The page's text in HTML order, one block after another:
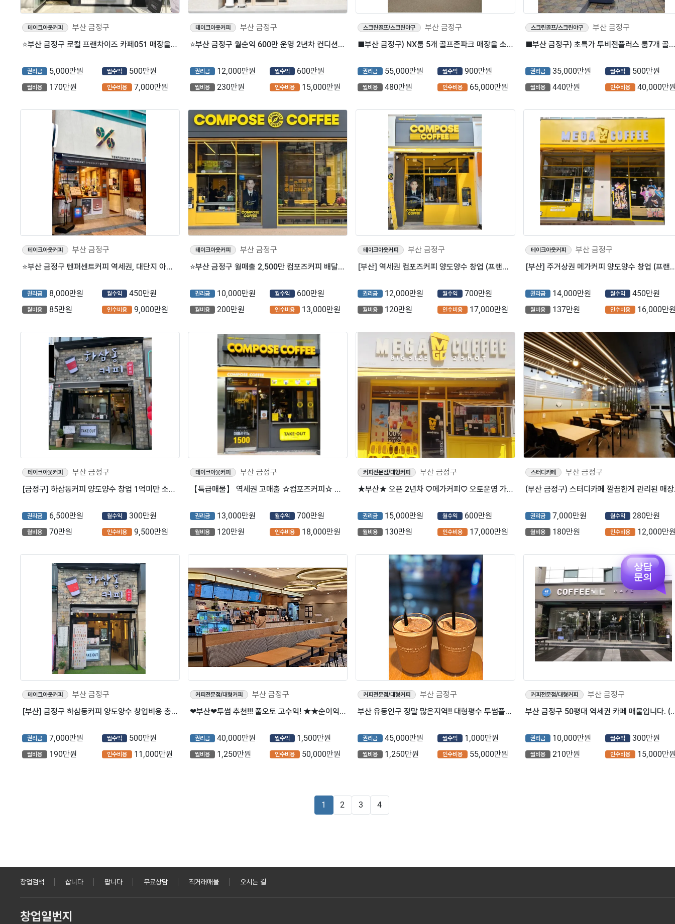
테이크아웃커피
부산 금정구
⭐부산 금정구 로컬 프랜차이즈 카페051 매장을 소개합니다⭐
권리금 5,000만원 월수익 500만원
월비용 170만원 인수비용 7,000만원
테이크아웃커피
부산 금정구
⭐부산 금정구 월순익 600만 운영 2년차 컨디션 좋은 텐퍼센트커피 매장을 소개합니다 ⭐
권리금 12,000만원 월수익 600만원
월비용 230만원 인수비용 15,000만원
스크린골프/스크린야구
부산 금정구
■부산 금정구) NX룸 5개 골프존파크 매장을 소개합니다.■
권리금 55,000만원 월수익 900만원
월비용 480만원 인수비용 65,000만원
스크린골프/스크린야구
부산 금정구
■부산 금정구) 초특가 투비전플러스 룸7개 골프존파크 매장을 소개합니다.■
권리금 35,000만원 월수익 500만원
월비용 440만원 인수비용 40,000만
테이크아웃커피
부산 금정구
⭐부산 금정구 텐퍼센트커피 역세권, 대단지 아파트 상권에 위치한 매장입니다.
권리금 8,000만원 월수익 450만원
월비용 85만원 인수비용 9,000만원
테이크아웃커피
부산 금정구
⭐부산 금정구 월매출 2,500만 컴포즈커피 배달 10% 미만 ⭐
권리금 10,000만원 월수익 600만원
월비용 200만원 인수비용 13,000만원
테이크아웃커피
부산 금정구
[부산] 역세권 컴포즈커피 양도양수 창업 (프랜차이즈/저가커피/카페)
권리금 12,000만원 월수익 700만원
월비용 120만원 인수비용 17,000만원
테이크아웃커피
부산 금정구
[부산] 주거상권 메가커피 양도양수
권리금 14,000만원 월수익 450만원
월비용 137만원 인수비용 16,000만
테이크아웃커피
부산 금정구
[금정구] 하삼동커피 양도양수 창업 1억미만 소자본 (프랜차이즈/카페/저가커피)
권리금 6,500만원 월수익 300만원
월비용 70만원 인수비용 9,500만원
테이크아웃커피
부산 금정구
【특급매물】 역세권 고매출 ☆컴포즈커피☆ 입니다.^^
권리금 13,000만원 월수익 700만원
월비용 120만원 인수비용 18,000만원
커피전문점/대형커피
부산 금정구
★부산★ 오픈 2년차 ♡메가커피♡ 오토운영 가능한 꿀매장 입니다.!!
권리금 15,000만원 월수익 600만원
월비용 130만원 인수비용 17,000만원
스터디카페
부산 금정구
(부산
권리금 7,000만원 월수익 280만원
월비용 180만원 인수비용 12,000만
테이크아웃커피
부산 금정구
[부산] 금정구 하삼동커피 양도양수 창업비용 총정리 (프랜차이즈/카페/저가커피)
권리금 7,000만원 월수익 500만원
월비용 190만원 인수비용 11,000만원
커피전문점/대형커피
부산 금정구
❤부산❤투썸 추천!!! 풀오토 고수익! ★★순이익 : 1,500만원★★
권리금 40,000만원 월수익 1,500만원
월비용 1,250만원 인수비용 50,000만원
커피전문점/대형커피
부산 금정구
부산 유동인구 정말 많은지역!! 대형평수 투썸플레이스 입니다
권리금 45,000만원 월수익 1,000만원
월비용 1,250만원 인수비용 55,000만원
커피전문점/대형커피
부산 금정구
부산 금정구 50평대 역
권리금 10,000만원 월수익 300만원
월비용 210만원 인수비용 15,000만
1 2 3 4
창업검색 삽니다 팝니다 무료상담 직거래매물 오시는 길
창업일번지
상담
문의